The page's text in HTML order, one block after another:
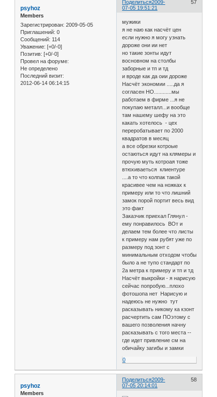
Поделиться 57
2009-
07-05 19:51:21
psyhoz
Members
Зарегистрирован: 2009-05-05
Приглашений: 0
Сообщений: 114
Уважение: [+0/-0]
Позитив: [+0/-0]
Провел на форуме:
Не определено
Последний визит:
2012-06-14 06:14:15
мужики
я не наю как насчёт цен
если нужно я могу узнать
дороже они ии нет
но такие зонты идут
восновном на столбы
заборные и тп и тд
и вроде как да оии дороже
Насчёт экономии .....да я
согласен НО............мы
работаем в фирме ...я не
покупаю металл...и вообще
там нашему шефу на это
какать хотелось - цех
переробатывает по 2000
квадратов в месяц
а все обрезки котроые
остаються идут на клямеры и
прочую муть котроая тоже
втюхиваеться клиентуре
....а то что колпак такой
красивее чем на ножках к
примеру или то что лишний
замок порой портит весь вид
это факт
Заказчик приехал Глянул -
ему понравилось ВОт и
делаем тем более что листы
к примеру нам рубят уже по
размеру под зонт с
минимальным отходом чтобы
было а не тупо стандарт по
2а метра к примеру и тп и тд
Насчёт выкройки - я нарисую
сейчас попробую...плохо
фотошопа нет Нарисую и
надеюсь не нужно тут
расказывать никому ка кзонт
расчертить сам ПОэтому с
вашего позволения начну
расказывать с того места --
где идет привление см на
обичайку загибы и замки
0
Поделиться 58
2009-
07-05 20:14:01
psyhoz
Members